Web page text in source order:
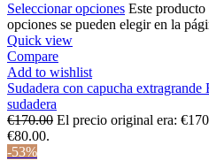
Seleccionar opciones Este
opciones se pueden elegir en la
Quick view
Compare
Add to wishlist
Sudadera con capucha
sudadera
€170.00 El precio original era:
€80.00.
-53%